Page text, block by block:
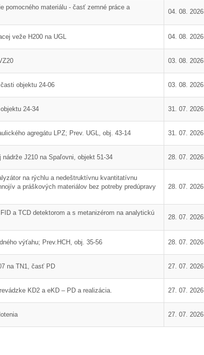
Jan. 05. Dec.
realizácie
prívodného
dymovodu do
filtra A810
Nová EPS - II. etapa
pomocného materiálu - časť zemné práce a
04. 08. 2026
veže H200 na UGL 04. 08. 2026
03. 08. 2026
objektu 24-06 03. 08. 2026
24-34 31. 07. 2026
agregátu LPZ; Prev. UGL, obj. 43-14 31. 07. 2026
nádrže J210 na Spaľovni, objekt 51-34 28. 07. 2026
na rýchlu a nedeštruktívnu kvantitatívnu
a práškových materiálov bez potreby predúpravy
28. 07. 2026
a TCD detektorom a s metanizérom na analytickú
28. 07. 2026
výťahu; Prev.HCH, obj. 35-56 28. 07. 2026
na TN1, časť PD 27. 07. 2026
KD2 a eKD – PD a realizácia. 27. 07. 2026
27. 07. 2026